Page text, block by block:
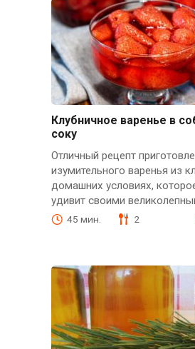
Клубничное варенье в
соку
Отличный рецепт
изумительного варенья из
домашних условиях,
удивит своими
45 мин. 2